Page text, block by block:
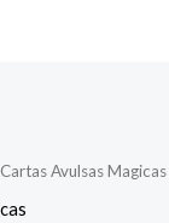
Cartas Avulsas Magicas